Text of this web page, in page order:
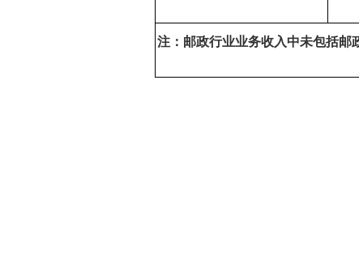
注：邮政行业业务收入中未包括邮